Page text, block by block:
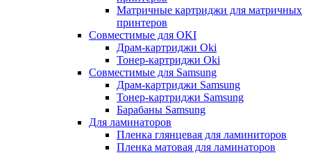
Матричные картриджи для матричных
принтеров
Совместимые для OKI
Драм-картриджи Oki
Тонер-картриджи Oki
Совместимые для Samsung
Драм-картриджи Samsung
Тонер-картриджи Samsung
Барабаны Samsung
Для ламинаторов
Пленка глянцевая для ламиниторов
Пленка матовая для ламинаторов